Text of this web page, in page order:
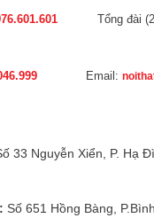
Tổng đài
Email:
33 Nguyễn Xiển, P. Hạ
: Số 651 Hồng Bàng,